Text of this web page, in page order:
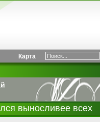
Карта
выносливее всех